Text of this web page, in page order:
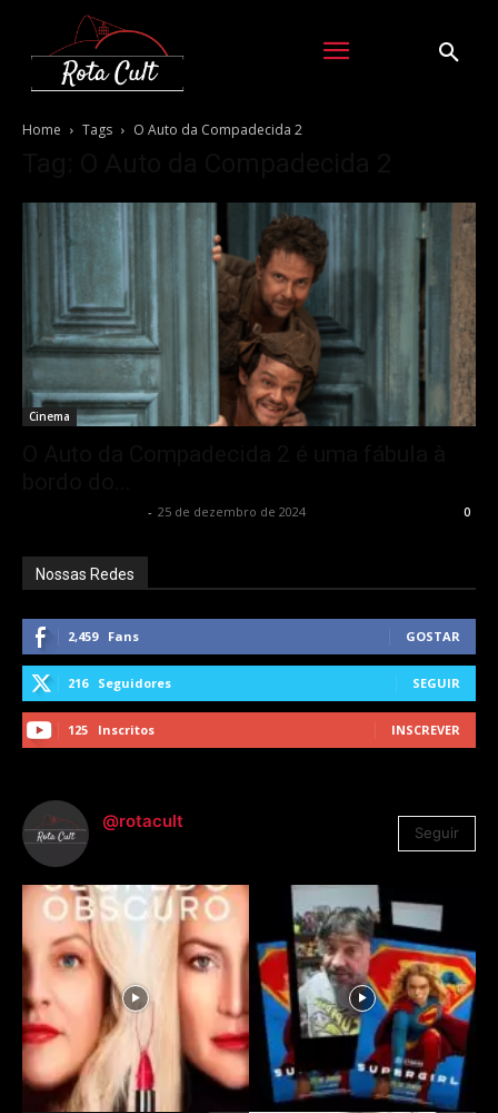
Home Tags O Auto da Compadecida 2
Cinema
- 25 de dezembro de 2024 0
Nossas Redes
2,459 Fans GOSTAR
216 Seguidores SEGUIR
125 Inscritos INSCREVER
@rotacult
Seguir